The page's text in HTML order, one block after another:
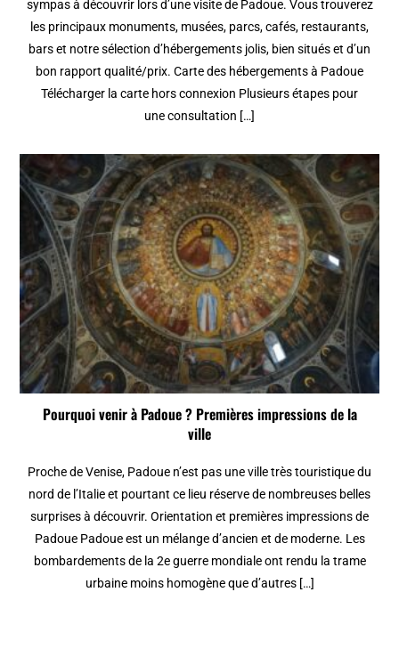
sympas à découvrir lors d’une visite de Padoue. Vous trouverez
les principaux monuments, musées, parcs, cafés, restaurants,
bars et notre sélection d’hébergements jolis, bien situés et d’un
bon rapport qualité/prix. Carte des hébergements à Padoue
Télécharger la carte hors connexion Plusieurs étapes pour
une consultation […]
Pourquoi venir à Padoue ? Premières impressions de la
ville
Proche de Venise, Padoue n’est pas une ville très touristique du
nord de l’Italie et pourtant ce lieu réserve de nombreuses belles
surprises à découvrir. Orientation et premières impressions de
Padoue Padoue est un mélange d’ancien et de moderne. Les
bombardements de la 2e guerre mondiale ont rendu la trame
urbaine moins homogène que d’autres […]